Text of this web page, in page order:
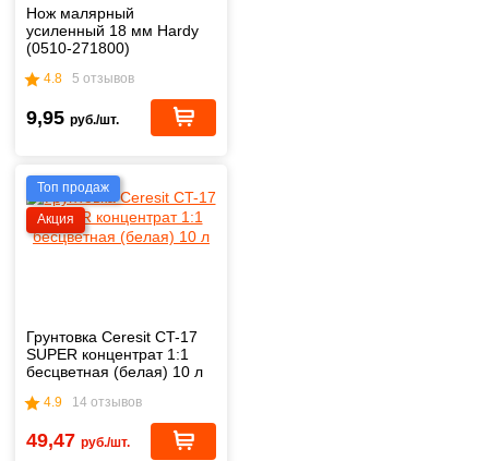
Нож малярный
усиленный 18 мм Hardy
(0510-271800)
4.8 5 отзывов
9,95 руб./шт.
Топ продаж
Акция
Грунтовка Ceresit CT-17
SUPER концентрат 1:1
бесцветная (белая) 10 л
4.9 14 отзывов
49,47 руб./шт.